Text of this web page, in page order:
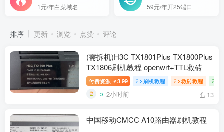
1元/年白菜域名
59元/年开25端口
排序 更新 浏览 点赞 评论
(需拆机)H3C TX1801Plus TX1800Plus
TX1806刷机教程 openwrt+TTL救砖
付费资源 ￥3.99 刷机教程 救砖教程
2小时前 13
中国移动CMCC A10路由器刷机教程